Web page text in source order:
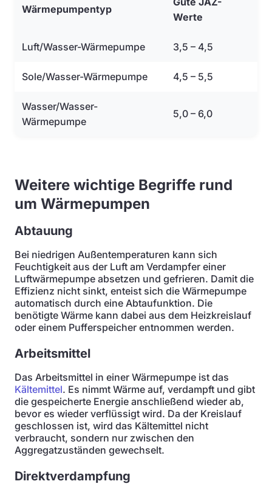
Wärmepumpentyp
Werte
Luft/Wasser-Wärmepumpe 3,5 – 4,5
Sole/Wasser-Wärmepumpe 4,5 – 5,5
Wasser/Wasser-
Wärmepumpe
5,0 – 6,0
Weitere wichtige Begriffe rund
um Wärmepumpen
Abtauung
Bei niedrigen Außentemperaturen kann sich
Feuchtigkeit aus der Luft am Verdampfer einer
Luftwärmepumpe absetzen und gefrieren. Damit die
Effizienz nicht sinkt, enteist sich die Wärmepumpe
automatisch durch eine Abtaufunktion. Die
benötigte Wärme kann dabei aus dem Heizkreislauf
oder einem Pufferspeicher entnommen werden.
Arbeitsmittel
Das Arbeitsmittel in einer Wärmepumpe ist das
Kältemittel. Es nimmt Wärme auf, verdampft und gibt
die gespeicherte Energie anschließend wieder ab,
bevor es wieder verflüssigt wird. Da der Kreislauf
geschlossen ist, wird das Kältemittel nicht
verbraucht, sondern nur zwischen den
Aggregatzuständen gewechselt.
Direktverdampfung